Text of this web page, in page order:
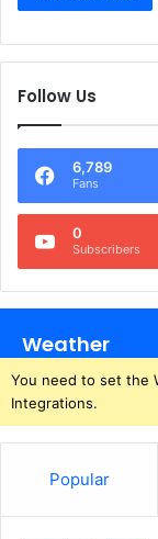
Follow Us
6,789
Fans
0
Subscribers
Weather
You need to set the
Integrations.
Popular